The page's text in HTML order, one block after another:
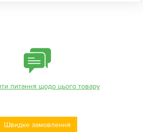
питання щодо цього товару
Швидке замовлення